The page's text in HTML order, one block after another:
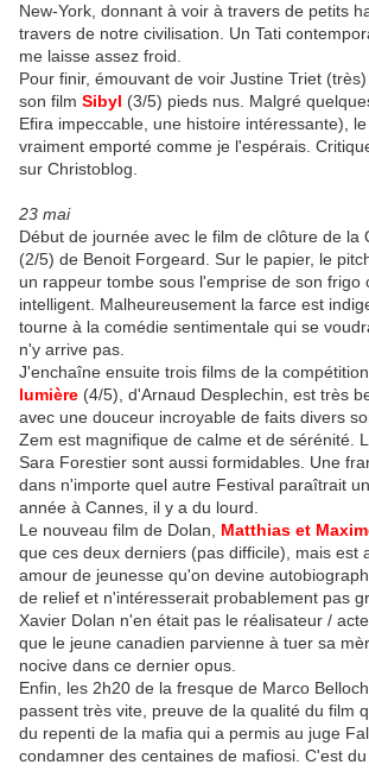
New-York, donnant à voir à travers de petits
travers de notre civilisation. Un Tati
me laisse assez froid.
Pour finir, émouvant de voir Justine Triet
son film Sibyl (3/5) pieds nus. Malgré
Efira impeccable, une histoire intéressante),
vraiment emporté comme je l'espérais.
sur Christoblog.
23 mai
Début de journée avec le film de clôture de la
(2/5) de Benoit Forgeard. Sur le papier, le
un rappeur tombe sous l'emprise de son frigo
intelligent. Malheureusement la farce est
tourne à la comédie sentimentale qui se
n'y arrive pas.
J'enchaîne ensuite trois films de la compétition.
lumière (4/5), d'Arnaud Desplechin, est très
avec une douceur incroyable de faits divers
Zem est magnifique de calme et de sérénité.
Sara Forestier sont aussi formidables. Une
dans n'importe quel autre Festival paraîtrait
année à Cannes, il y a du lourd.
Le nouveau film de Dolan, Matthias et
que ces deux derniers (pas difficile), mais est
amour de jeunesse qu'on devine
de relief et n'intéresserait probablement pas
Xavier Dolan n'en était pas le réalisateur /
que le jeune canadien parvienne à tuer sa
nocive dans ce dernier opus.
Enfin, les 2h20 de la fresque de Marco
passent très vite, preuve de la qualité du film
du repenti de la mafia qui a permis au juge
condamner des centaines de mafiosi. C'est